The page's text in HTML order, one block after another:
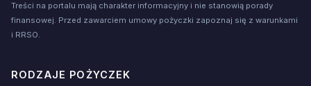
Treści na portalu mają charakter informacyjny i nie stanowią porady
finansowej. Przed zawarciem umowy pożyczki zapoznaj się z warunkami
i RRSO.
RODZAJE POŻYCZEK